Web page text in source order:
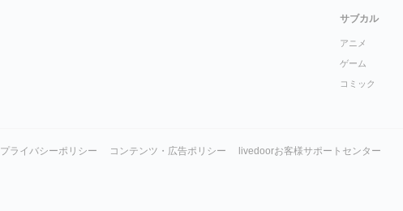
サブカル
アニメ
ゲーム
コミック
プライバシーポリシー コンテンツ・広告ポリシー livedoorお客様サポートセンター